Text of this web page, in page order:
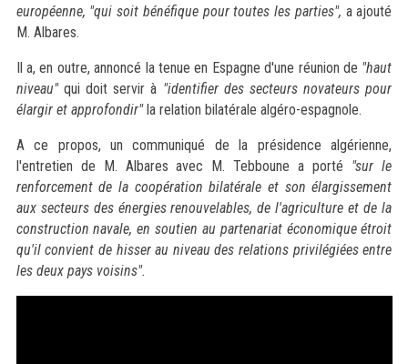
européenne, "qui soit bénéfique pour toutes les parties", a ajouté
M. Albares.
Il a, en outre, annoncé la tenue en Espagne d'une réunion de "haut
niveau"qui doit servir à "identifier des secteurs novateurs pour
élargir et approfondir"la relation bilatérale algéro-espagnole.
A ce propos, un communiqué de la présidence algérienne,
l'entretien de M. Albares avec M. Tebboune a porté "sur le
renforcement de la coopération bilatérale et son élargissement
aux secteurs des énergies renouvelables, de l'agriculture et de la
construction navale, en soutien au partenariat économique étroit
qu'il convient de hisser au niveau des relations privilégiées entre
les deux pays voisins".